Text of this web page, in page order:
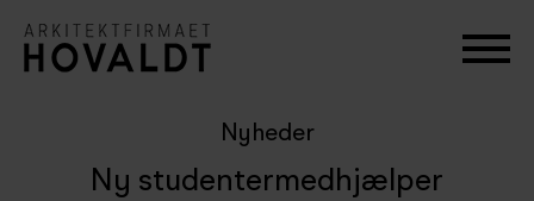
Nyheder
Ny studentermedhjælper